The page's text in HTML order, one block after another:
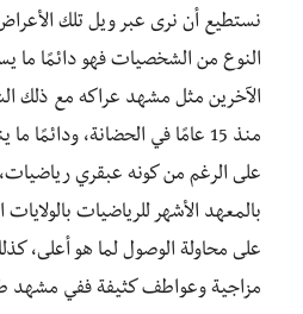
نستطيع أن نرى عبر ويل تلك
النوع من الشخصيات فهو دائمًا ما
الآخرين مثل مشهد عراكه مع ذلك
منذ 15 عامًا في الحضانة، ودائمًا
على الرغم من كونه عبقري
بالمعهد الأشهر للرياضيات
على محاولة الوصول لما هو أعلى،
مزاجية وعواطف كثيفة ففي مشهد